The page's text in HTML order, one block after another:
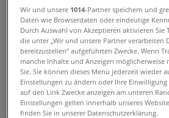
Woolworth | Bahnhofsplatz
Karte
02303/5938-200
Karte
02303/5938-200
Angebote für
Wir und unsere 1014-Partner speichern und
Daten wie Browserdaten oder eindeutige
Durch Auswahl von Akzeptieren aktivieren Sie
die unter „Wir und unsere Partner verarbeiten
bereitzustellen“ aufgeführten Zwecke. Wenn
manche Inhalte und Anzeigen
Sie. Sie können dieses Menü jederzeit wieder
Einstellungen zu ändern oder Ihre
auf den Link Zwecke anzeigen am unteren
Einstellungen gelten innerhalb unseres
finden Sie in unserer Datenschutzerklärung.